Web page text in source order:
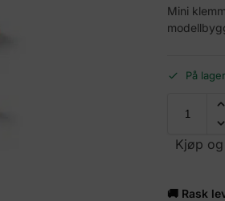
Mini
På lager
Kjøp
🚚 Rask